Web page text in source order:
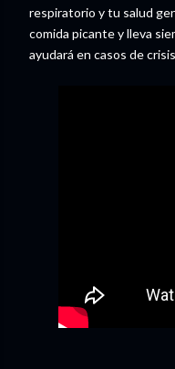
respiratorio y tu salud
comida picante y lleva
ayudará en casos de